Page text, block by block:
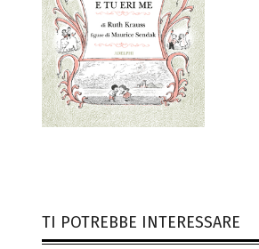
TI POTREBBE INTERESSARE